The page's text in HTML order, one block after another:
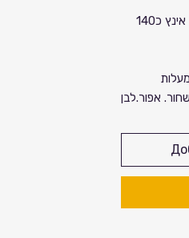
מזוודה משפחתית בגודל 32 אינץ אינץ כ140
אפור.לבן